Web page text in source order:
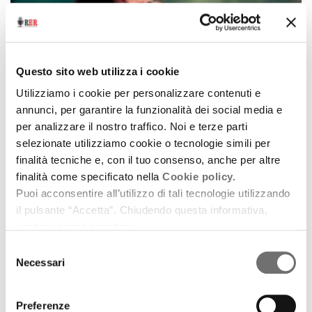
Questo sito web utilizza i cookie
Utilizziamo i cookie per personalizzare contenuti e
annunci, per garantire la funzionalità dei social media e
per analizzare il nostro traffico. Noi e terze parti
selezionate utilizziamo cookie o tecnologie simili per
finalità tecniche e, con il tuo consenso, anche per altre
finalità come specificato nella Cookie policy.
Puoi acconsentire all’utilizzo di tali tecnologie utilizzando
il pulsante “Accetta”. Chiudendo questa informativa,
delNecessari
Preferenze
Eventi
Le Giornate Tondelli
16 dicembre 2011
Correggio celebra il “suo” scrittore a vent’anni dalla